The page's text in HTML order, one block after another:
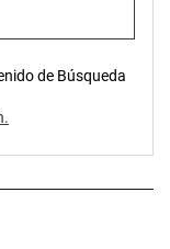
de Búsqueda